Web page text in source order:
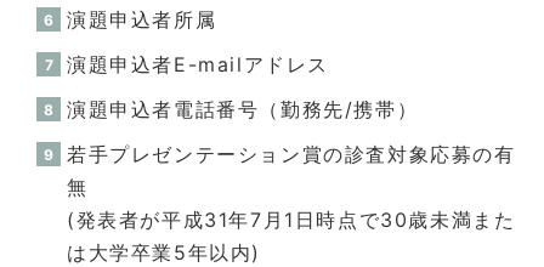
演題申込者所属
演題申込者E-mailアドレス
演題申込者電話番号（勤務先/携帯）
若手プレゼンテーション賞の診査対象応募の有
無
(発表者が平成31年7月1日時点で30歳未満また
は大学卒業5年以内)